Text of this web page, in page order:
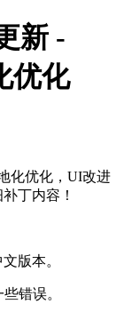
新 -
优化
化优化，UI改进
丁内容！
版本。
错误。